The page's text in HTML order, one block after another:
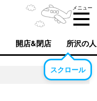
メニュー
開店&閉店 所沢の人
スクロール